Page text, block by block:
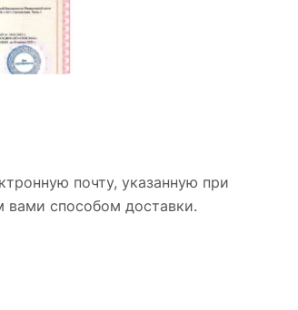
почту, указанную при
вами способом доставки.